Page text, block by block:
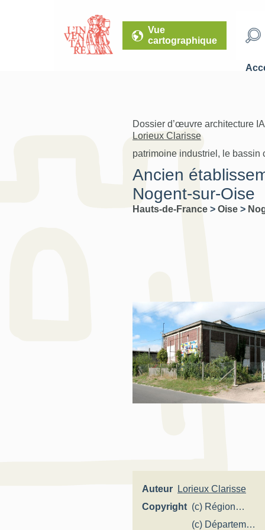
Vue
cartographique
Dossier d’œuvre architecture
Lorieux Clarisse
patrimoine industriel, le bassin
Ancien
Nogent-sur-Oise
Hauts-de-France > Oise >
Auteur
Lorieux Clarisse
Copyright (c) Région
Hauts-de-
(c) Département